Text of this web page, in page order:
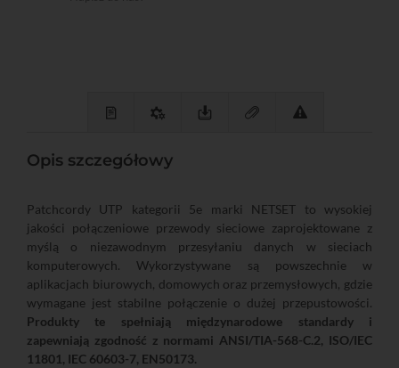
Opis szczegółowy
Patchcordy UTP kategorii 5e marki NETSET to wysokiej
jakości połączeniowe przewody sieciowe zaprojektowane z
myślą o niezawodnym przesyłaniu danych w sieciach
komputerowych. Wykorzystywane są powszechnie w
aplikacjach biurowych, domowych oraz przemysłowych, gdzie
wymagane jest stabilne połączenie o dużej przepustowości.
Produkty te spełniają międzynarodowe standardy i
zapewniają zgodność z normami ANSI/TIA-568-C.2, ISO/IEC
11801, IEC 60603-7, EN50173.